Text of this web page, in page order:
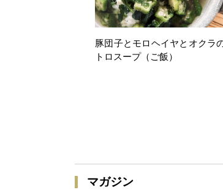
豚団子とモロヘイヤとオクラ
トロスープ（ご飯）
マガジン